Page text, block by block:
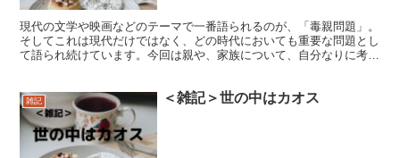
現代の文学や映画などのテーマで一番語られるのが、「毒親問題」。
そしてこれは現代だけではなく、どの時代においても重要な問題とし
て語られ続けています。今回は親や、家族について、自分なりに考え
雑記 ＜雑記＞世の中はカオス